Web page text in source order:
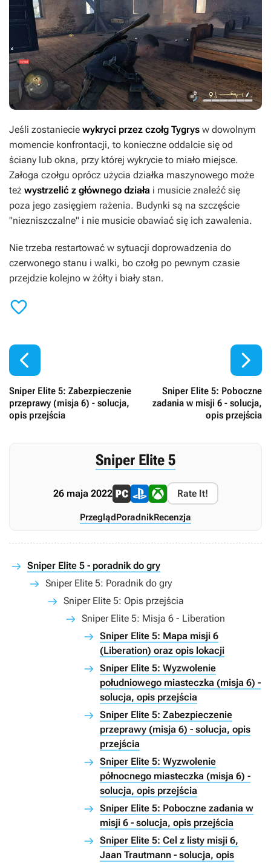
Jeśli zostaniecie wykryci przez czołg Tygrys w dowolnym
momencie konfrontacji, to konieczne oddalcie się od
ściany lub okna, przy której wykrycie to miało miejsce.
Załoga czołgu oprócz użycia działka maszynowego może
też wystrzelić z głównego działa i musicie znaleźć się
poza jego zasięgiem rażenia. Budynki są na szczęście
"niezniszczalne" i nie musicie obawiać się ich zawalenia.
Nie trzeba restartować w sytuacji doprowadzenia do
czerwonego stanu i walki, bo czołg po pewnym czasie
przejdzie kolejno w żółty i biały stan.


Sniper Elite 5: Zabezpieczenie
przeprawy (misja 6) - solucja,
opis przejścia
Sniper Elite 5: Poboczne
zadania w misji 6 - solucja,
opis przejścia

Sniper Elite 5
26 maja 2022 Rate It!
Przegląd PoradnikRecenzja
Sniper Elite 5 - poradnik do gry
Sniper Elite 5: Poradnik do gry
Sniper Elite 5: Opis przejścia
Sniper Elite 5: Misja 6 - Liberation
Sniper Elite 5: Mapa misji 6
(Liberation) oraz opis lokacji
Sniper Elite 5: Wyzwolenie
południowego miasteczka (misja 6) -
solucja, opis przejścia
Sniper Elite 5: Zabezpieczenie
przeprawy (misja 6) - solucja, opis
przejścia
Sniper Elite 5: Wyzwolenie
północnego miasteczka (misja 6) -
solucja, opis przejścia
Sniper Elite 5: Poboczne zadania w
misji 6 - solucja, opis przejścia
Sniper Elite 5: Cel z listy misji 6,
Jaan Trautmann - solucja, opis